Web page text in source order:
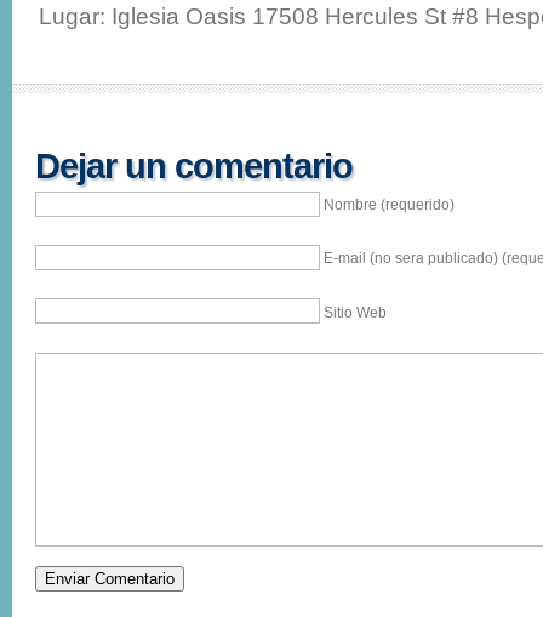
Lugar: Iglesia Oasis 17508 Hercules St #8
Dejar un comentario
Nombre (requerido)
E-mail (no sera publicado)
Sitio Web